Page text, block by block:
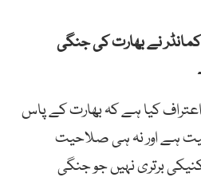
کمانڈر نے بھارت کی جنگی
اعتراف کیا ہے کہ بھارت کے پاس
ہے اور نہ ہی صلاحیت
برتری نہیں جو جنگی